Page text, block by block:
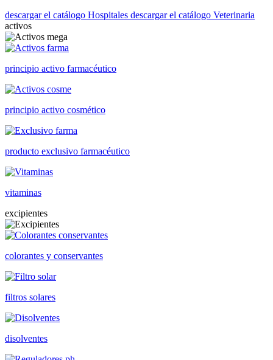
descargar el catálogo Hospitales descargar el catálogo Veterinaria
activos
principio activo farmacéutico
principio activo cosmético
producto exclusivo farmacéutico
vitaminas
excipientes
colorantes y conservantes
filtros solares
disolventes